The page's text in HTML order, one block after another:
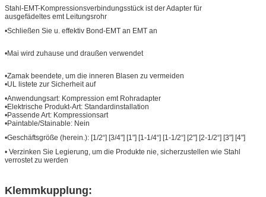
Stahl-EMT-Kompressionsverbindungsstück ist der Adapter für
ausgefädeltes emt Leitungsrohr
•Schließen Sie u. effektiv Bond-EMT an EMT an
•Mai wird zuhause und draußen verwendet
•Zamak beendete, um die inneren Blasen zu vermeiden
•UL listete zur Sicherheit auf
•Anwendungsart: Kompression emt Rohradapter
•Elektrische Produkt-Art: Standardinstallation
•Passende Art: Kompressionsart
•Paintable/Stainable: Nein
•Geschäftsgröße (herein.): [1/2“] [3/4"] [1"] [1-1/4“] [1-1/2“] [2"] [2-1/2“] [3"] [4"]
• Verzinken Sie Legierung, um die Produkte nie, sicherzustellen wie Stahl
verrostet zu werden
Klemmkupplung: